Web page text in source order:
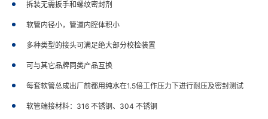
拆装无需扳手和螺纹密封剂
软管内径小，管道内腔体积小
多种类型的接头可满足绝大部分校检装置
可与其它品牌同类产品互换
每套软管总成出厂前都用纯水在1.5倍工作压力下进行耐压及密封测试
软管端接材料：316 不锈钢、304 不锈钢